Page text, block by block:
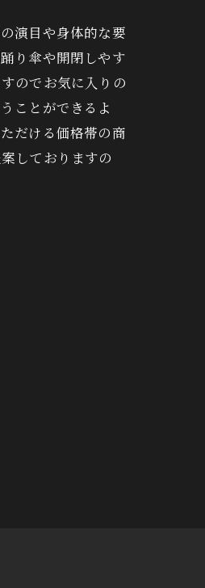
演目や身体的な要
り傘や開閉しやす
のでお気に入りの
ことができるよ
だける価格帯の商
しておりますの